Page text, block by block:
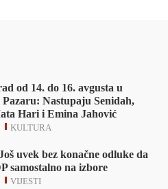
od 14. do 16. avgusta u
Pazaru: Nastupaju Senidah,
Hari i Emina Jahović
KULTURA
uvek bez konačne odluke da
samostalno na izbore
VIJESTI